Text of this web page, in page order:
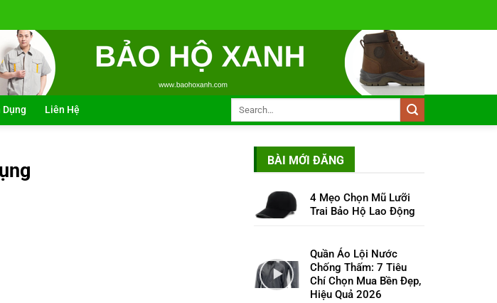
Dụng Liên Hệ
BÀI MỚI ĐĂNG
4 Mẹo Chọn Mũ Lưỡi
Trai Bảo Hộ Lao Động
Quần Áo Lội Nước
Chống Thấm: 7 Tiêu
Chí Chọn Mua Bền Đẹp,
Hiệu Quả 2026